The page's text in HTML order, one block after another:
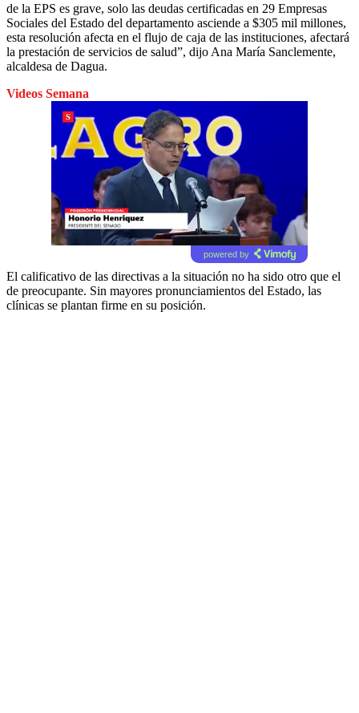
de la EPS es grave, solo las deudas certificadas en 29 Empresas
Sociales del Estado del departamento asciende a $305 mil millones,
esta resolución afecta en el flujo de caja de las instituciones, afectará
la prestación de servicios de salud”, dijo Ana María Sanclemente,
alcaldesa de Dagua.
Videos Semana
powered by
El calificativo de las directivas a la situación no ha sido otro que el
de preocupante. Sin mayores pronunciamientos del Estado, las
clínicas se plantan firme en su posición.